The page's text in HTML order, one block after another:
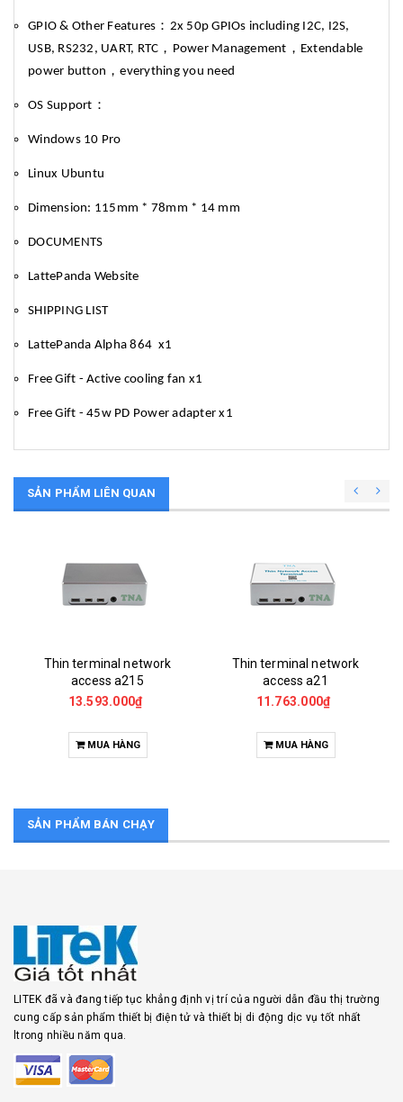
GPIO & Other Features ： 2x 50p GPIOs including I2C, I2S,
USB, RS232, UART, RTC ， Power Management ， Extendable
power button ，everything you need
OS Support ：
Windows 10 Pro
Linux Ubuntu
Dimension: 115mm * 78mm * 14 mm
DOCUMENTS
LattePanda Website
SHIPPING LIST
LattePanda Alpha 864 x1
Free Gift - Active cooling fan x1
Free Gift - 45w PD Power adapter x1
SẢN PHẨM LIÊN QUAN
Thin terminal network
access a215
13.593.000₫
MUA HÀNG
Thin terminal network
access a21
11.763.000₫
MUA HÀNG
SẢN PHẨM BÁN CHẠY
LITEK đã và đang tiếp tục khẳng định vị trí của người dẫn đầu thị trường
cung cấp sản phẩm thiết bị điện tử và thiết bị di động dịc vụ tốt nhất
ltrong nhiều năm qua.